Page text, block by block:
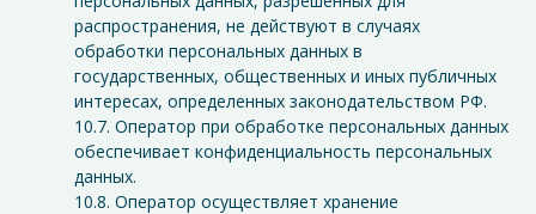
распространения, не действуют в случаях
обработки персональных данных в
государственных, общественных и иных публичных
интересах, определенных законодательством РФ.
10.7. Оператор при обработке персональных данных
обеспечивает конфиденциальность персональных
данных.
10.8. Оператор осуществляет хранение